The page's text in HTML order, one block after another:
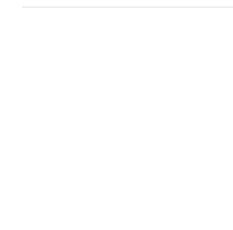
Специальная военная